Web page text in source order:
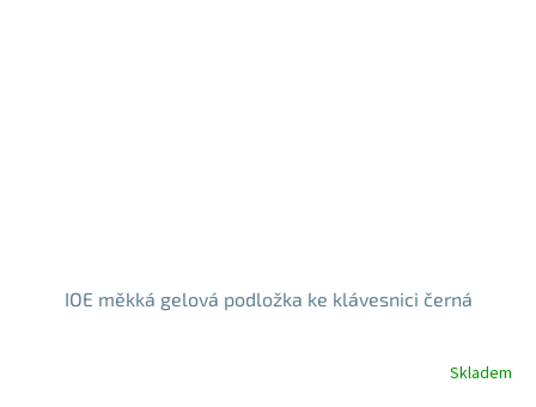
IOE měkká gelová podložka ke klávesnici černá
Skladem